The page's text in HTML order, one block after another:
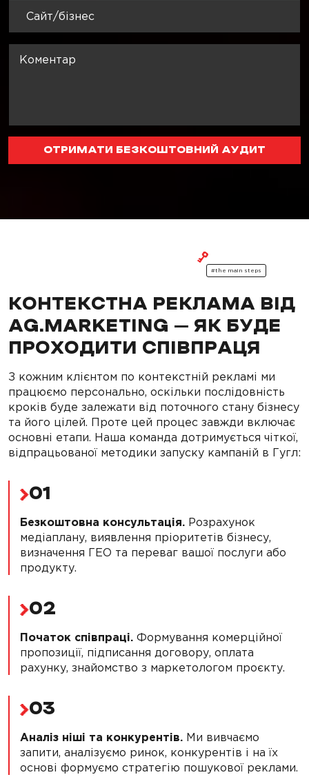
ОТРИМАТИ БЕЗКОШТОВНИЙ АУДИТ
#the main steps
КОНТЕКСТНА РЕКЛАМА ВІД
AG.MARKETING – ЯК БУДЕ
ПРОХОДИТИ СПІВПРАЦЯ
З кожним клієнтом по контекстній рекламі ми
працюємо персонально, оскільки послідовність
кроків буде залежати від поточного стану бізнесу
та його цілей. Проте цей процес завжди включає
основні етапи. Наша команда дотримується чіткої,
відпрацьованої методики запуску кампаній в Гугл:
01
Безкоштовна консультація. Розрахунок
медіаплану, виявлення пріоритетів бізнесу,
визначення ГЕО та переваг вашої послуги або
продукту.
02
Початок співпраці. Формування комерційної
пропозиції, підписання договору, оплата
рахунку, знайомство з маркетологом проєкту.
03
Аналіз ніші та конкурентів. Ми вивчаємо
запити, аналізуємо ринок, конкурентів і на їх
основі формуємо стратегію пошукової реклами.